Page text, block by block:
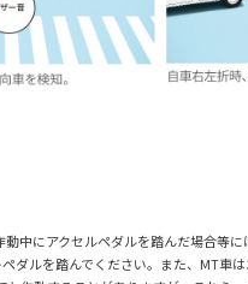
にアクセルペダルを踏んだ場合等に
ルを踏んでください。また、MT車